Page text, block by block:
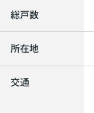
総戸数
所在地
交通